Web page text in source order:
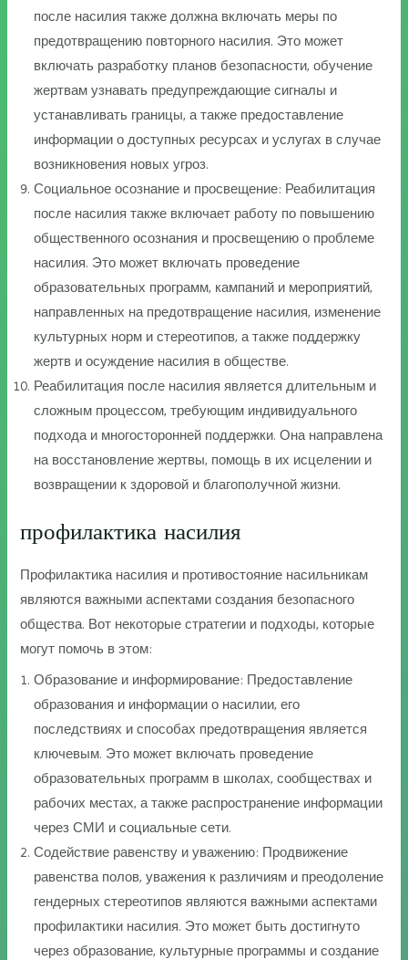
после насилия также должна включать меры по
предотвращению повторного насилия. Это может
включать разработку планов безопасности, обучение
жертвам узнавать предупреждающие сигналы и
устанавливать границы, а также предоставление
информации о доступных ресурсах и услугах в случае
возникновения новых угроз.
Социальное осознание и просвещение: Реабилитация
после насилия также включает работу по повышению
общественного осознания и просвещению о проблеме
насилия. Это может включать проведение
образовательных программ, кампаний и мероприятий,
направленных на предотвращение насилия, изменение
культурных норм и стереотипов, а также поддержку
жертв и осуждение насилия в обществе.
Реабилитация после насилия является длительным и
сложным процессом, требующим индивидуального
подхода и многосторонней поддержки. Она направлена
на восстановление жертвы, помощь в их исцелении и
возвращении к здоровой и благополучной жизни.
профилактика насилия
Профилактика насилия и противостояние насильникам
являются важными аспектами создания безопасного
общества. Вот некоторые стратегии и подходы, которые
могут помочь в этом:
Образование и информирование: Предоставление
образования и информации о насилии, его
последствиях и способах предотвращения является
ключевым. Это может включать проведение
образовательных программ в школах, сообществах и
рабочих местах, а также распространение информации
через СМИ и социальные сети.
Содействие равенству и уважению: Продвижение
равенства полов, уважения к различиям и преодоление
гендерных стереотипов являются важными аспектами
профилактики насилия. Это может быть достигнуто
через образование, культурные программы и создание